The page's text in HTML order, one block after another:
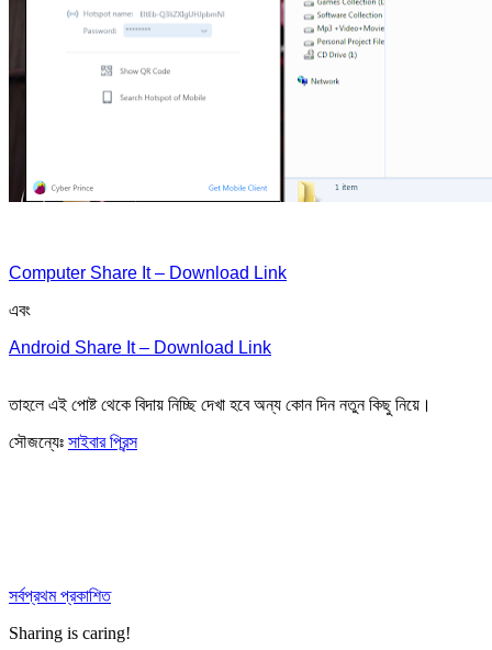
Computer Share It – Download Link
এবং
Android Share It – Download Link
তাহলে এই পোষ্ট থেকে বিদায় নিচ্ছি দেখা হবে অন্য কোন দিন নতুন কিছু নিয়ে।
সৌজন্যেঃ সাইবার প্রিন্স
সর্বপ্রথম প্রকাশিত
Sharing is caring!